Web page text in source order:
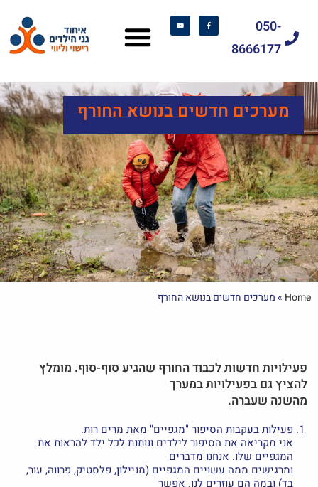
050-
8666177
מערכים חדשים בנושא החורף
Home
»מערכים חדשים בנושא החורף
פעילויות חדשות לכבוד החורף שהגיע סוף-סוף. מומלץ
להציץ גם בפעילויות במערך
מהשנה שעברה.
פעילות בעקבות הסיפור "מגפיים" מאת מרים רות.
אני מקריאה את הסיפור לילדים ונותנת לכל ילד להראות את
המגפיים שלו. אנחנו מדברים
ומרגישים ממה עשויים המגפיים (מניילון, פלסטיק, פרווה, עור,
בד) ובמה הם עוזרים לנו. אפשר